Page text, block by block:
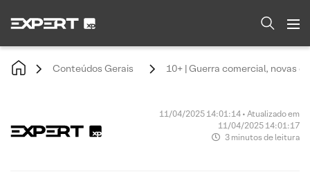
Conteúdos Gerais 10+ | Guerra comercial, novas
11/04/2025 14:01:14 • Atualizado em
11/04/2025 14:01:17
3 minutos de leitura